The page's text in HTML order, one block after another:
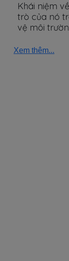
Khái niệm
trò của nó
vệ môi
Xem thêm...